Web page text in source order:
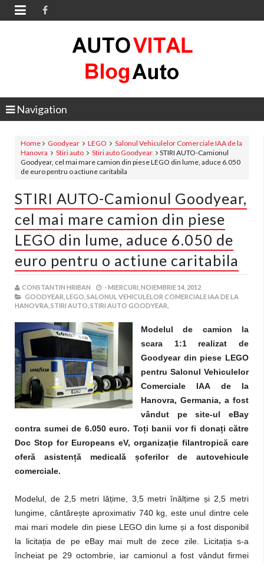

Navigation
Home Goodyear LEGO
Salonul Vehiculelor Comerciale IAA de la
Hanovra
Stiri auto Stiri auto Goodyear
STIRI AUTO-Camionul
Goodyear, cel mai mare camion din piese LEGO din lume, aduce 6.050
de euro pentru o actiune caritabila
STIRI AUTO-Camionul Goodyear,
cel mai mare camion din piese
LEGO din lume, aduce 6.050 de
euro pentru o actiune caritabila
CONSTANTIN HRIBAN -MIERCURI, NOIEMBRIE 14, 2012
GOODYEAR, LEGO, SALONUL VEHICULELOR COMERCIALE IAA DE LA
HANOVRA, STIRI AUTO, STIRI AUTO GOODYEAR,
Modelul de camion la
scara 1:1 realizat de
Goodyear din piese LEGO
pentru Salonul Vehiculelor
Comerciale IAA de la
Hanovra, Germania, a fost
vândut pe site-ul eBay
contra sumei de 6.050 euro. Toți banii vor fi donați către
Doc Stop for Europeans eV, organizație filantropică care
oferă asistență medicală șoferilor de autovehicule
comerciale.
Modelul, de 2,5 metri lățime, 3,5 metri înălțimeși 2,5 metri
lungime, cântărește aproximativ 740 kg, este unul dintre cele
mai mari modele din piese LEGO din lumeși a fost disponibil
la licitația de pe eBay mai mult de zece zile. Licitația s-a
încheiat pe 29 octombrie, iar camionul a fost vândut firmei